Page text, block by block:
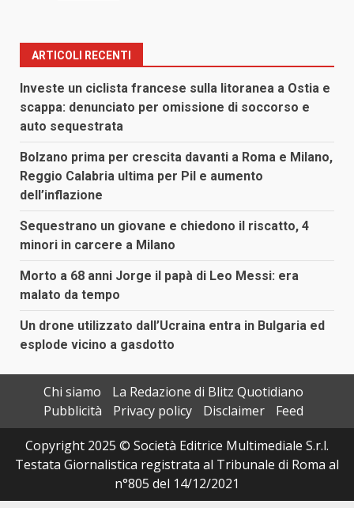
ARTICOLI RECENTI
Investe un ciclista francese sulla litoranea a Ostia e
scappa: denunciato per omissione di soccorso e
auto sequestrata
Bolzano prima per crescita davanti a Roma e Milano,
Reggio Calabria ultima per Pil e aumento
dell’inflazione
Sequestrano un giovane e chiedono il riscatto, 4
minori in carcere a Milano
Morto a 68 anni Jorge il papà di Leo Messi: era
malato da tempo
Un drone utilizzato dall’Ucraina entra in Bulgaria ed
esplode vicino a gasdotto
Chi siamo
La Redazione di Blitz Quotidiano
Pubblicità
Privacy policy Disclaimer
Feed
Copyright 2025 © Società Editrice Multimediale S.r.l.
Testata Giornalistica registrata al Tribunale di Roma al
n°805 del 14/12/2021